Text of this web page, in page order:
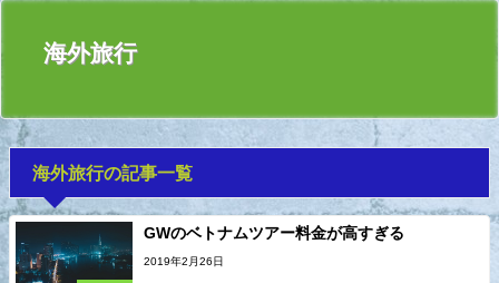
海外旅行
海外旅行の記事一覧
GWのベトナムツアー料金が高すぎる
2019年2月26日